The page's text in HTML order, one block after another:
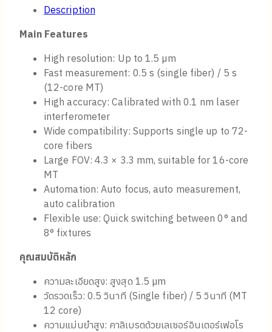
Description
Main Features
High resolution: Up to 1.5 µm
Fast measurement: 0.5 s (single fiber) / 5 s
(12-core MT)
High accuracy: Calibrated with 0.1 nm laser
interferometer
Wide compatibility: Supports single up to 72-
core fibers
Large FOV: 4.3 × 3.3 mm, suitable for 16-core
MT
Automation: Auto focus, auto measurement,
auto calibration
Flexible use: Quick switching between 0° and
8° fixtures
คุณสมบัติหลัก
ความละเอียดสูง: สูงสุด 1.5 µm
วัดรวดเร็ว: 0.5 วินาที (Single fiber) / 5 วินาที (MT
12 core)
ความแม่นยำสูง: คาลิเบรตด้วยเลเซอร์อินเตอร์เฟอโร